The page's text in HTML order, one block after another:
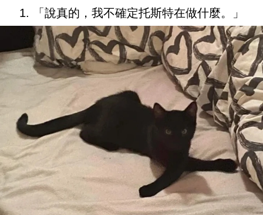
1. 「說真的，我不確定托斯特在做什麼。」